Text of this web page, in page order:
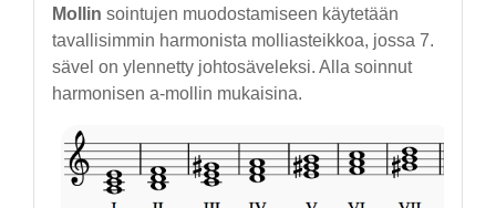
Mollin sointujen muodostamiseen käytetään
tavallisimmin harmonista molliasteikkoa, jossa 7.
sävel on ylennetty johtosäveleksi. Alla soinnut
harmonisen a-mollin mukaisina.